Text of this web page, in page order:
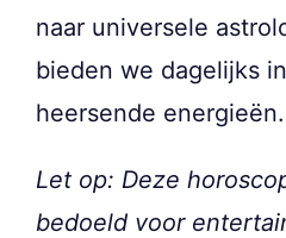
naar universele
bieden we dagelijks
heersende energieën.
Let op: Deze
bedoeld voor